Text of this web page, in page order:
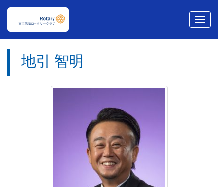
メ
ニ
ュ
地引 智明